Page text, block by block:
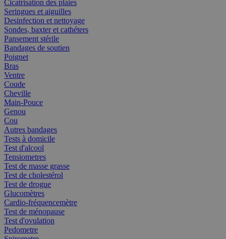
Cicatrisation des plaies
Seringues et aiguilles
Desinfection et nettoyage
Sondes, baxter et cathéters
Pansement stérile
Bandages de soutien
Poignet
Bras
Ventre
Coude
Cheville
Main-Pouce
Genou
Cou
Autres bandages
Tests à domicile
Test d'alcool
Tensiometres
Test de masse grasse
Test de cholestérol
Test de drogue
Glucomètres
Cardio-fréquencemètre
Test de ménopause
Test d'ovulation
Pedometre